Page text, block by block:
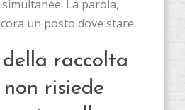
La parola,
un posto dove stare.
raccolta
risiede